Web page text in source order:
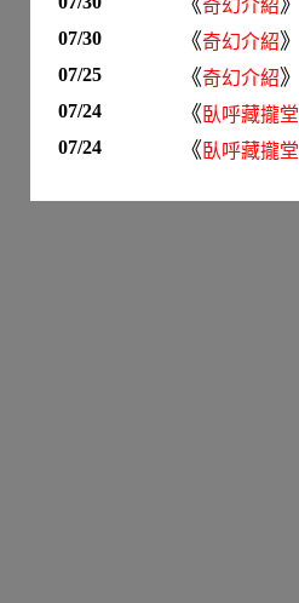
《奇幻介紹》
07/30
《奇幻介紹》
07/25
《奇幻介紹》
07/24
《臥呼藏攏堂
07/24
《臥呼藏攏堂